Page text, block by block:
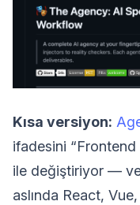
Kısa versiyon:
ifadesini
ile değiştiriyor —
aslında React,